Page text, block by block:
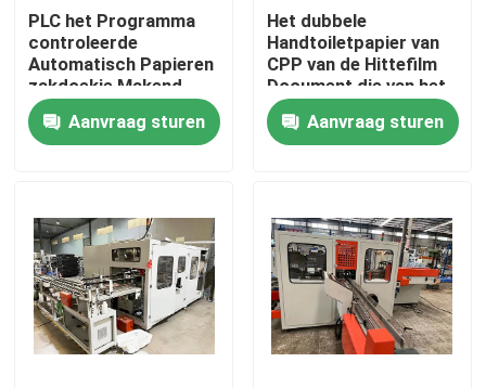
Huis
Producten
VR-show
Ongeveer ons
Fabrieksreis
Kwaliteitscontrole
PLC het Programma
controleerde
Automatisch Papieren
zakdoekje Makend
Machine Tweede Hand
100m/MinAanvraag sturen
Het dubbele
Handtoiletpapier van
CPP van de Hittefilm
Document die van het
de Tweede Machinece
makenAanvraag sturen